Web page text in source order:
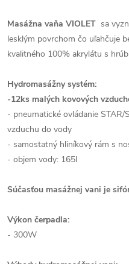
Masážna vaňa VIOLET sa
lesklým povrchom čo uľahčuje
kvalitného 100% akrylátu s
Hydromasážny systém:
-12ks malých kovových
- pneumatické ovládanie
vzduchu do vody
- samostatný hliníkový rám s
- objem vody: 165l
Súčasťou masážnej vani je
Výkon čerpadla:
- 300W